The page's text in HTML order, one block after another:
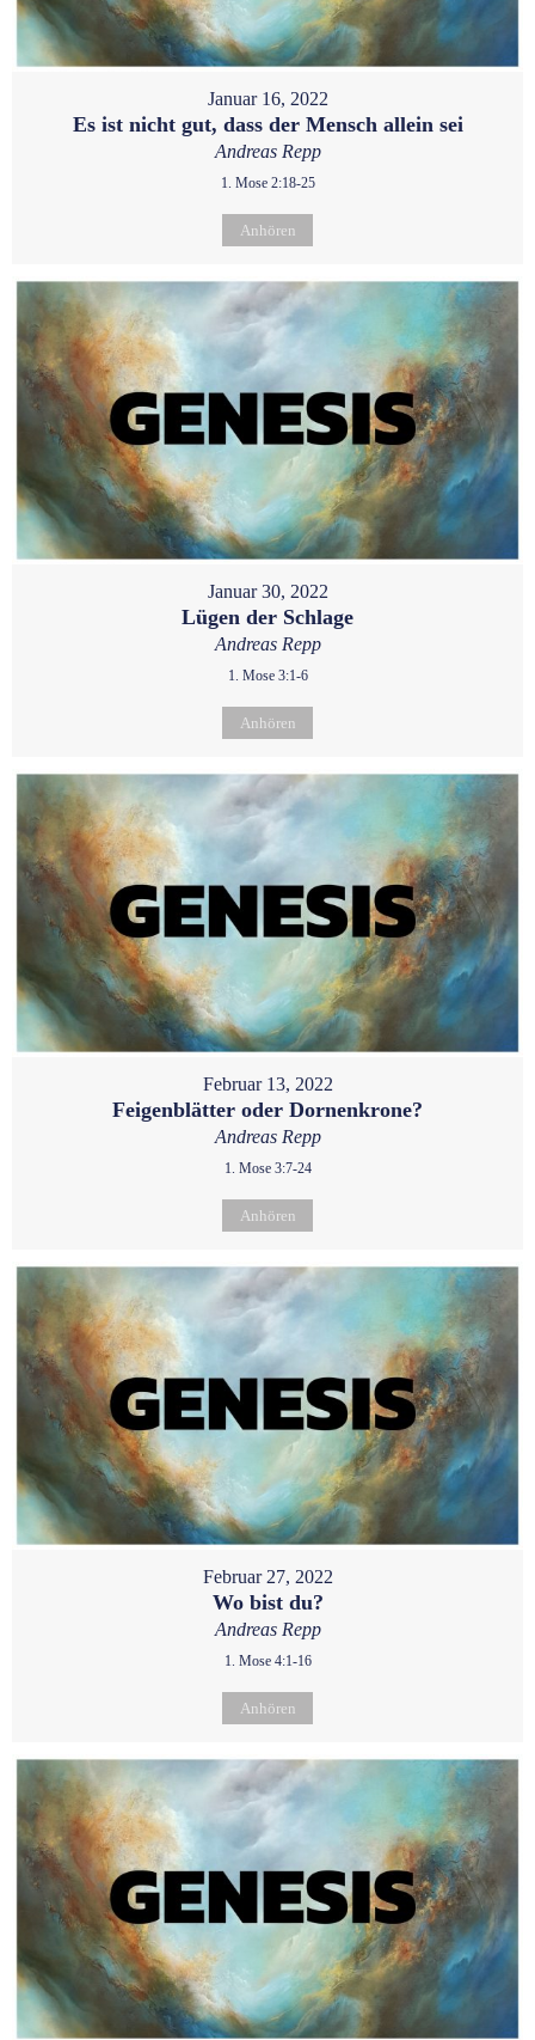
Januar 16, 2022
Es ist nicht gut, dass der Mensch allein sei
Andreas Repp
1. Mose 2:18-25
Anhören
Januar 30, 2022
Lügen der Schlage
Andreas Repp
1. Mose 3:1-6
Anhören
Februar 13, 2022
Feigenblätter oder Dornenkrone?
Andreas Repp
1. Mose 3:7-24
Anhören
Februar 27, 2022
Wo bist du?
Andreas Repp
1. Mose 4:1-16
Anhören